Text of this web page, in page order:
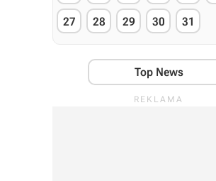
27 28 29 30 31
Top News